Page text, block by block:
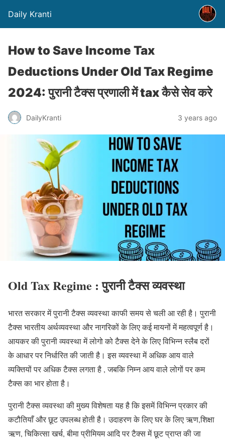
Daily Kranti
How to Save Income Tax
Deductions Under Old Tax Regime
2024: पुरानी टैक्स प्रणाली में tax कैसे सेव करे
DailyKranti 3 years ago
Old Tax Regime : पुरानी टैक्स व्यवस्था
भारत सरकार में पुरानी टैक्स व्यवस्था काफी समय से चली आ रही है। पुरानी
टैक्स भारतीय अर्थव्यवस्था और नागरिकों के लिए कई मायनों में महत्वपूर्ण है।
आयकर की पुरानी व्यवस्था में लोगो को टैक्स देने के लिए विभिन्न स्लैब दरों
के आधार पर निर्धारित की जाती है। इस व्यवस्था में अधिक आय वाले
व्यक्तियों पर अधिक टैक्स लगता है , जबकि निम्न आय वाले लोगों पर कम
टैक्स का भार होता है।
पुरानी टैक्स व्यवस्था की मुख्य विशेषता यह है कि इसमें विभिन्न प्रकार की
कटौतियाँ और छूट उपलब्ध होती है। उदाहरण के लिए घर के लिए ऋण,शिक्षा
ऋण, चिकित्सा खर्च, बीमा प्रीमियम आदि पर टैक्स में छूट प्राप्त की जा